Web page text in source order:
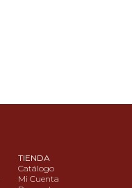
TIENDA
Catálogo
Mi Cuenta